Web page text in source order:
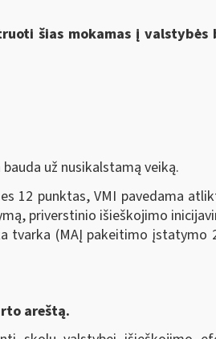
šias mokamas į valstybės
už nusikalstamą veiką.
12 punktas, VMI pavedama
priverstinio išieškojimo
tvarka (MAĮ pakeitimo įstatymo
areštą.